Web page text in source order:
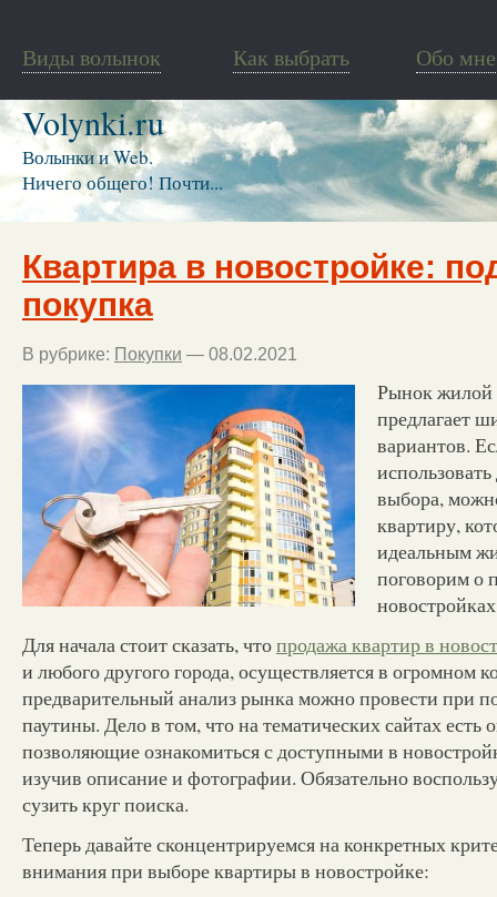
Виды волынок Как выбрать Обо мне
Volynki.ru
Волынки и Web.
Ничего общего! Почти...
Квартира в новостройке:
покупка
В рубрике: Покупки — 08.02.2021
Рынок жилой
предлагает
вариантов.
выбора,
квартиру,
идеальным
поговорим о
Для начала стоит сказать, чтопродажа квартир в
и любого другого города, осуществляется в огромном
предварительный анализ рынка можно провести при
паутины. Дело в том, что на тематических сайтах есть
позволяющие ознакомиться с доступными в
изучив описание и фотографии. Обязательно
сузить круг поиска.
Теперь давайте сконцентрируемся на конкретных
внимания при выборе квартиры в новостройке: